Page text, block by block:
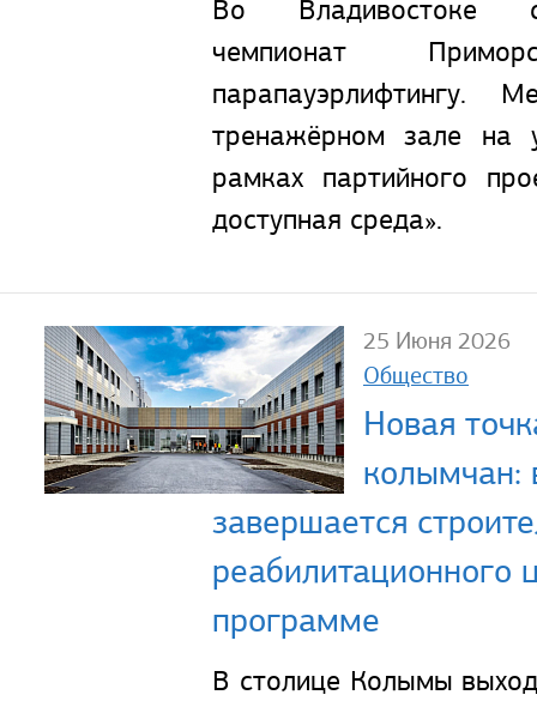
Во Владивостоке
чемпионат
парапауэрлифтингу.
тренажёрном зале на
рамках партийного
доступная среда».
25 Июня 2026
Общество
Новая
колымчан:
завершается
реабилитационного
программе
В столице Колымы